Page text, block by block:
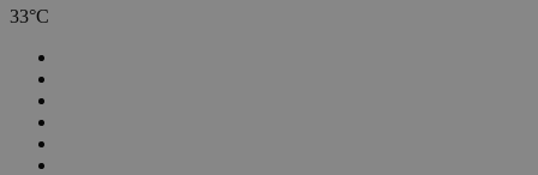
33°C